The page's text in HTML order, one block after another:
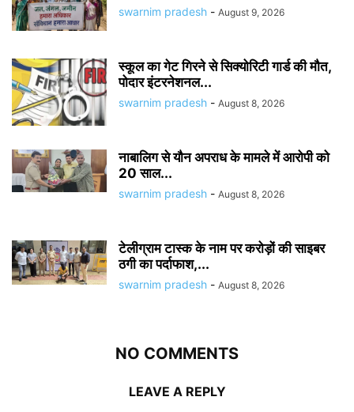
swarnim pradesh - August 9, 2026
स्कूल का गेट गिरने से सिक्योरिटी गार्ड की मौत,
पोदार इंटरनेशनल...
swarnim pradesh - August 8, 2026
नाबालिग से यौन अपराध के मामले में आरोपी को
20 साल...
swarnim pradesh - August 8, 2026
टेलीग्राम टास्क के नाम पर करोड़ों की साइबर
ठगी का पर्दाफाश,...
swarnim pradesh - August 8, 2026
NO COMMENTS
LEAVE A REPLY